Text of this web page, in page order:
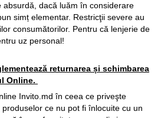
absurdă, dacă luăm în considerare
simț elementar. Restricţii severe au
consumătorilor. Pentru că lenjerie de
uz personal!
returnarea și schimbarea
Online.
Invito.md în ceea ce priveşte
ce nu pot fi înlocuite cu un